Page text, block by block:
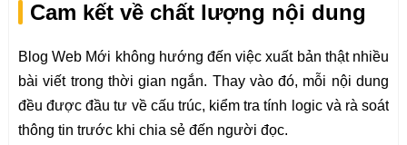
Cam kết về chất lượng nội dung
Blog Web Mới không hướng đến việc xuất bản thật nhiều
bài viết trong thời gian ngắn. Thay vào đó, mỗi nội dung
đều được đầu tư về cấu trúc, kiểm tra tính logic và rà soát
thông tin trước khi chia sẻ đến người đọc.